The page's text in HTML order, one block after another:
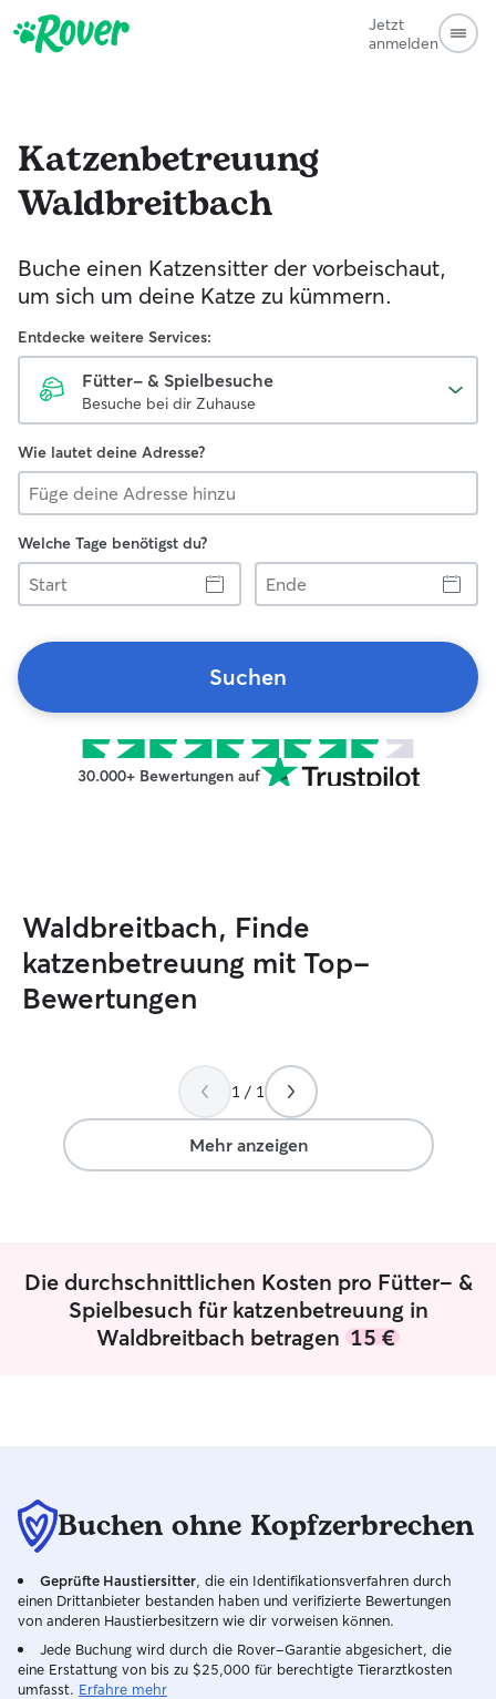
Jetzt
anmelden
Katzenbetreuung
Waldbreitbach
Buche einen Katzensitter der vorbeischaut,
um sich um deine Katze zu kümmern.
Entdecke weitere Services:
Fütter- & Spielbesuche
Besuche bei dir Zuhause
Wie lautet deine Adresse?
Welche Tage benötigst du?
Start
Ende
Suchen
30.000+ Bewertungen auf
Waldbreitbach, Finde
katzenbetreuung mit Top-
Bewertungen
1 / 1
Mehr anzeigen
Die durchschnittlichen Kosten pro Fütter- &
Spielbesuch für katzenbetreuung in
Waldbreitbach betragen 15 €
Buchen ohne Kopfzerbrechen
Geprüfte Haustiersitter , die ein Identifikationsverfahren durch
einen Drittanbieter bestanden haben und verifizierte Bewertungen
von anderen Haustierbesitzern wie dir vorweisen können.
Jede Buchung wird durch die Rover-Garantie abgesichert, die
eine Erstattung von bis zu $25,000 für berechtigte Tierarztkosten
umfasst. Erfahre mehr